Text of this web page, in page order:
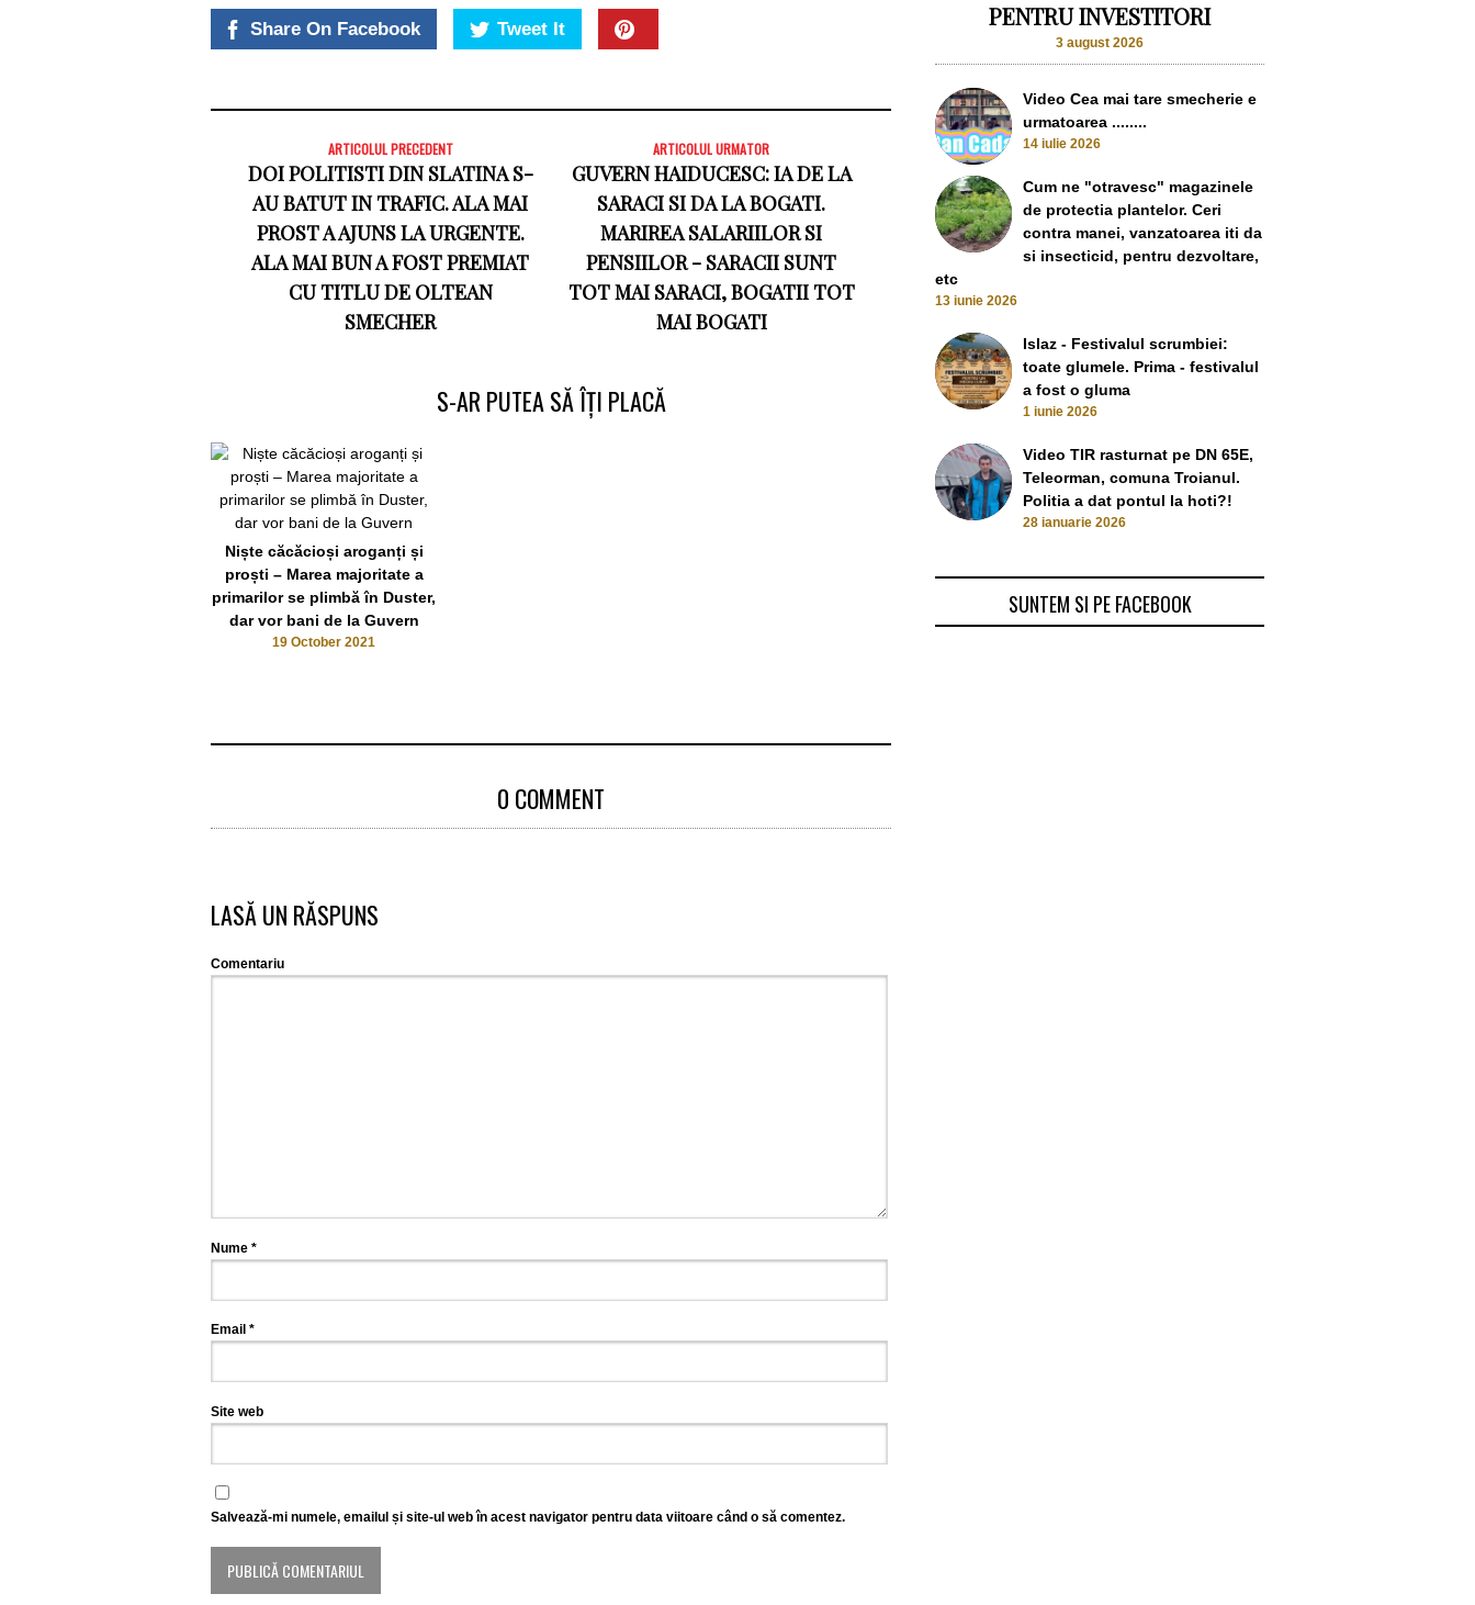
Share On Facebook Tweet It
ARTICOLUL PRECEDENT
DOI POLITISTI DIN SLATINA S-
AU BATUT IN TRAFIC. ALA MAI
PROST A AJUNS LA URGENTE.
ALA MAI BUN A FOST PREMIAT
CU TITLU DE OLTEAN
SMECHER
ARTICOLUL URMATOR
GUVERN HAIDUCESC: IA DE LA
SARACI SI DA LA BOGATI.
MARIREA SALARIILOR SI
PENSIILOR - SARACII SUNT
TOT MAI SARACI, BOGATII TOT
MAI BOGATI
S-AR PUTEA SĂ ÎȚI PLACĂ
Niște căcăcioși aroganți și
proști – Marea majoritate a
primarilor se plimbă în Duster,
dar vor bani de la Guvern
19 October 2021
0 COMMENT
LASĂ UN RĂSPUNS
Comentariu
Nume *
Email *
Site web
Salvează-mi numele, emailul și site-ul web în acest navigator pentru data viitoare când o să comentez.
PENTRU INVESTITORI
3 august 2026
Video Cea mai tare smecherie e
urmatoarea ........
14 iulie 2026
Cum ne "otravesc" magazinele
de protectia plantelor. Ceri
contra manei, vanzatoarea iti da
si insecticid, pentru dezvoltare,
etc
13 iunie 2026
Islaz - Festivalul scrumbiei:
toate glumele. Prima - festivalul
a fost o gluma
1 iunie 2026
Video TIR rasturnat pe DN 65E,
Teleorman, comuna Troianul.
Politia a dat pontul la hoti?!
28 ianuarie 2026
SUNTEM SI PE FACEBOOK